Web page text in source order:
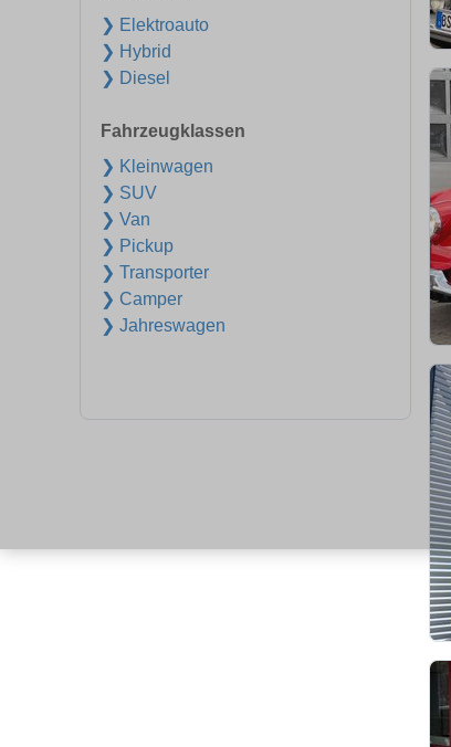
❯ Elektroauto
❯ Hybrid
❯ Diesel
Fahrzeugklassen
❯ Kleinwagen
❯ SUV
❯ Van
❯ Pickup
❯ Transporter
❯ Camper
❯ Jahreswagen